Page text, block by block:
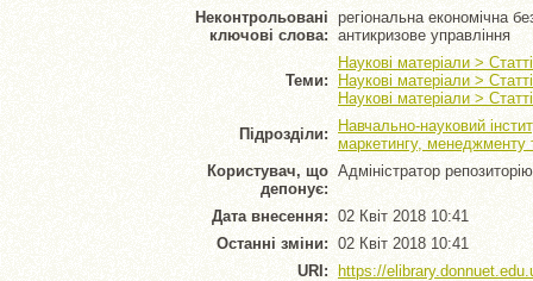
Неконтрольовані
ключові слова:
регіональна економічна
антикризове управління
Теми:
Наукові матеріали >
Наукові матеріали >
Наукові матеріали >
Підрозділи:
Навчально-науковий
маркетингу, менеджменту
Користувач, що
депонує:
Адміністратор репозиторію
Дата внесення: 02 Квіт 2018 10:41
Останні зміни: 02 Квіт 2018 10:41
URI:
https://